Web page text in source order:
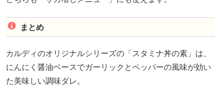
まとめ
カルディのオリジナルシリーズの「スタミナ丼の素」は、
にんにく醤油ベースでガーリックとペッパーの風味が効い
た美味しい調味ダレ。